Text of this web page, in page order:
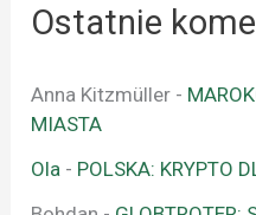
Ostatnie
Anna Kitzmüller -
MIASTA
Ola - POLSKA: KRYPTO